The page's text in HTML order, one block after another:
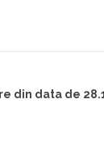
din data de